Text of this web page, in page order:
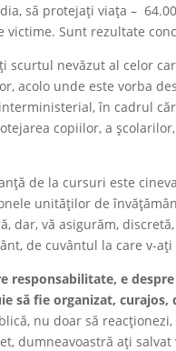
să protejați viața –
Sunt rezultate
scurtul nevăzut al celor
acolo unde este vorba
în cadrul
copiilor, a
de la cursuri este
unităților de
dar, vă asigurăm,
de cuvântul la care v-ați
responsabilitate, e
să fie organizat, curajos,
nu doar să
dumneavoastră ați salvat